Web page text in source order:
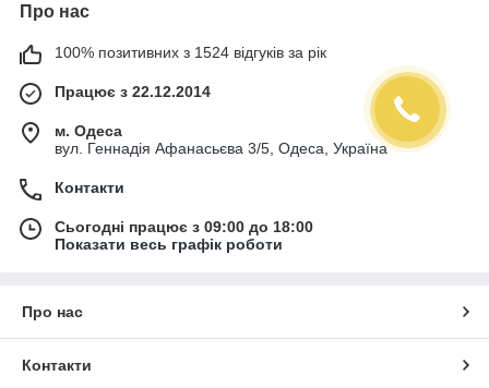
Про нас
100% позитивних з 1524 відгуків за рік
Працює з 22.12.2014
м. Одеса
вул. Геннадія Афанасьєва 3/5, Одеса, Україна
Контакти
Сьогодні працює з 09:00 до 18:00
Показати весь графік роботи
Про нас
Контакти